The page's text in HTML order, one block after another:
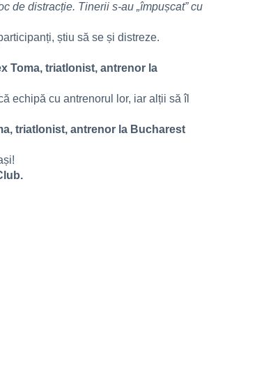
de distracție. Tinerii s-au „împușcat” cu
știu să se și distreze.
Toma, triatlonist, antrenor la
echipă cu antrenorul lor, iar alții să îl
triatlonist, antrenor la Bucharest